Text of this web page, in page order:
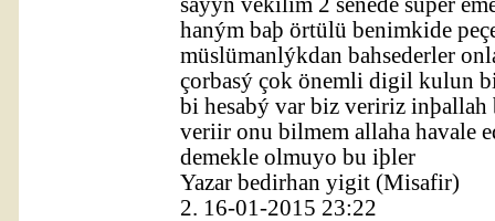
haným baþ örtülü benimkide
müslümanlýkdan bahsederler
çorbasý çok önemli digil kulun
bi hesabý var biz veririz inþallah
veriir onu bilmem allaha havale
demekle olmuyo bu iþler
Yazar bedirhan yigit (Misafir)
2. 16-01-2015 23:22